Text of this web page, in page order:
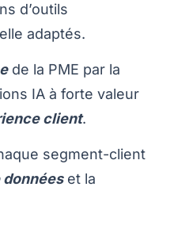
d’outils
adaptés.
de la PME par la
IA à forte valeur
client.
segment-client
donnéeset la